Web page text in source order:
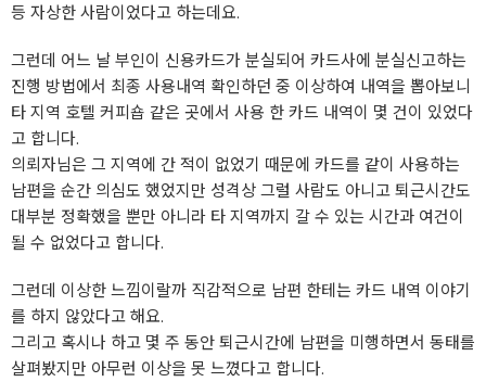
등 자상한 사람이었다고 하는데요.
그런데 어느 날 부인이 신용카드가 분실되어 카드사에 분실신고하는
진행 방법에서 최종 사용내역 확인하던 중 이상하여 내역을 뽑아보니
타 지역 호텔 커피숍 같은 곳에서 사용 한 카드 내역이 몇 건이 있었다
고 합니다.
의뢰자님은 그 지역에 간 적이 없었기 때문에 카드를 같이 사용하는
남편을 순간 의심도 했었지만 성격상 그럴 사람도 아니고 퇴근시간도
대부분 정확했을 뿐만 아니라 타 지역까지 갈 수 있는 시간과 여건이
될 수 없었다고 합니다.
그런데 이상한 느낌이랄까 직감적으로 남편 한테는 카드 내역 이야기
를 하지 않았다고 해요.
그리고 혹시나 하고 몇 주 동안 퇴근시간에 남편을 미행하면서 동태를
살펴봤지만 아무런 이상을 못 느꼈다고 합니다.